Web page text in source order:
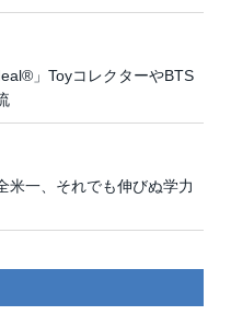
」ToyコレクターやBTS
米一、それでも伸びぬ学力